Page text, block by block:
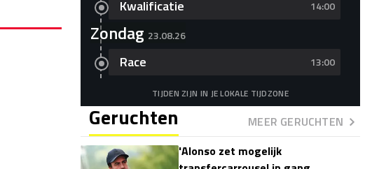
Kwalificatie 14:00
Zondag 23.08.26
Race 13:00
TIJDEN ZIJN IN JE LOKALE TIJDZONE
Geruchten
MEER GERUCHTEN
'Alonso zet mogelijk